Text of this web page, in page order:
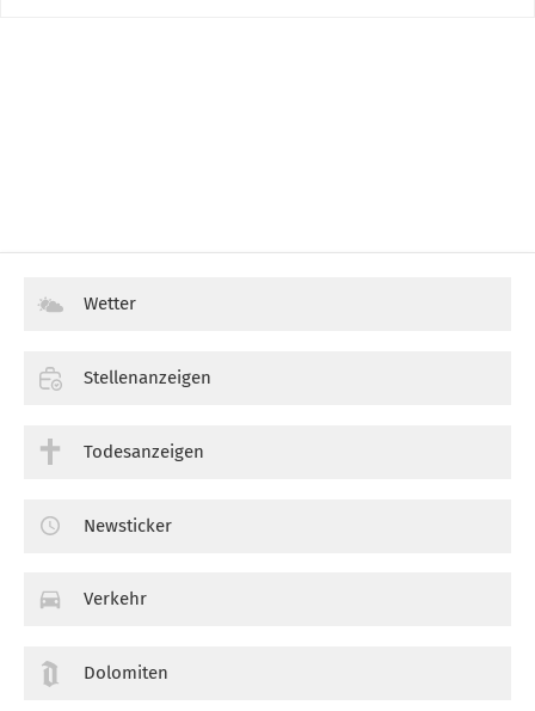
Wetter
Stellenanzeigen
Todesanzeigen
Newsticker
Verkehr
Dolomiten